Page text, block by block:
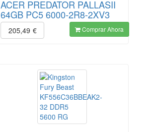
ACER PREDATOR PALLASII
64GB PC5 6000-2R8-2XV3
205,49 € Comprar Ahora